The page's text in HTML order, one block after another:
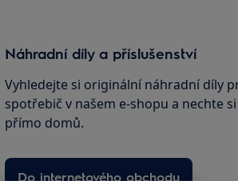
Náhradní díly a příslušenství
Vyhledejte si originální náhradní díly
spotřebič v našem e-shopu a nechte
přímo domů.
Do internetového obchodu